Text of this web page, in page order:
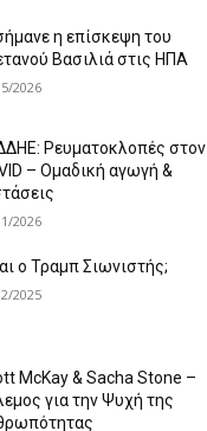
η επίσκεψη του
Βασιλιά στις ΗΠΑ
2026
Ρευματοκλοπές στον
– Ομαδική αγωγή &
2026
ο Τραμπ Σιωνιστής;
2025
McKay & Sacha Stone –
για την Ψυχή της